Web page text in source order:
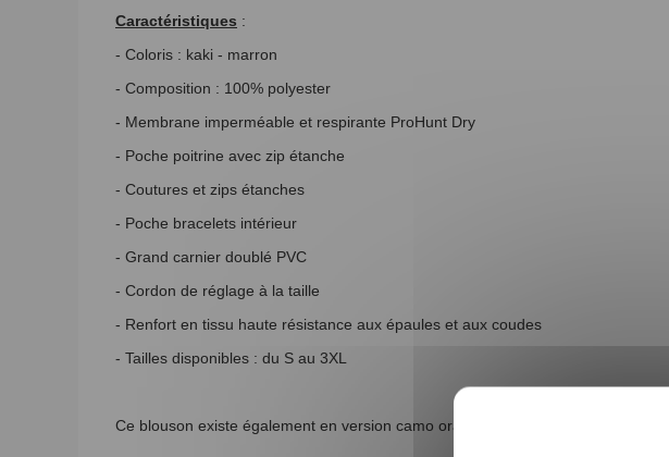
Caractéristiques :
- Coloris : kaki - marron
- Composition : 100% polyester
- Membrane imperméable et respirante ProHunt Dry
- Poche poitrine avec zip étanche
- Coutures et zips étanches
- Poche bracelets intérieur
- Grand carnier doublé PVC
- Cordon de réglage à la taille
- Renfort en tissu haute résistance aux épaules et aux coudes
- Tailles disponibles : du S au 3XL
Ce blouson existe également en version camo orange fluo : Blouson Softshell